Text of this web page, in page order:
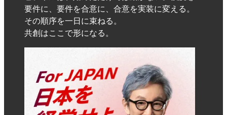
要件に、要件を合意に、合意を実装に変える。
その順序を一日に束ねる。
共創はここで形になる。